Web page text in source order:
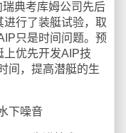
典考库姆公司先后
行了装艇试验，取
只是时间问题。预
上优先开发AIP技
间，提高潜艇的生
下噪音